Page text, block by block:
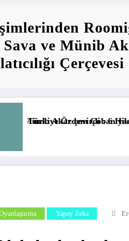
Sava ve Münib
Çerçevesi
Kurucusu Ela Semra Sava ve Münib Akar çevirdi : 6 Hikaye Anlatıcılığı Çerçevesi
: TEMU’nun Gizli Gücü
Gamfed
Yapay Zeka